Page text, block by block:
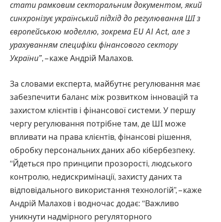
стати рамковим секторальним документом, який
синхронізує український підхід до регулювання ШІ з
європейською моделлю, зокрема EU AI Act, але з
урахуванням специфіки фінансового сектору
України”, – каже Андрій Малахов.
За словами експерта, майбутнє регулювання має
забезпечити баланс між розвитком інновацій та
захистом клієнтів і фінансової системи. У першу
чергу регулювання потрібне там, де ШІ може
впливати на права клієнтів, фінансові рішення,
обробку персональних даних або кібербезпеку.
“Йдеться про принципи прозорості, людського
контролю, недискримінації, захисту даних та
відповідального використання технологій”, – каже
Андрій Малахов і водночас додає: “Важливо
уникнути надмірного регуляторного